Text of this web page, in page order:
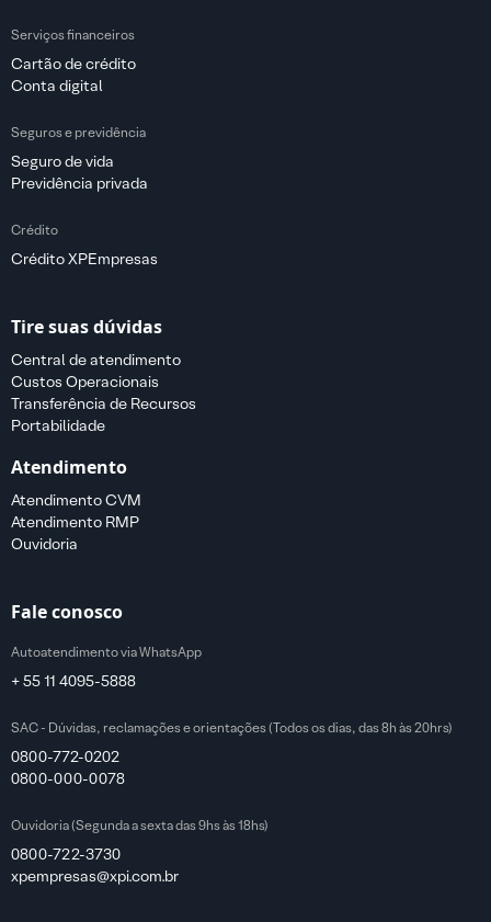
Serviços financeiros
Cartão de crédito
Conta digital
Seguros e previdência
Seguro de vida
Previdência privada
Crédito
Crédito XPEmpresas
Tire suas dúvidas
Central de atendimento
Custos Operacionais
Transferência de Recursos
Portabilidade
Atendimento
Atendimento CVM
Atendimento RMP
Ouvidoria
Fale conosco
Autoatendimento via WhatsApp
+ 55 11 4095-5888
SAC - Dúvidas, reclamações e orientações (Todos os dias, das 8h às 20hrs)
0800-772-0202
0800-000-0078
Ouvidoria (Segunda a sexta das 9hs às 18hs)
0800-722-3730
xpempresas@xpi.com.br